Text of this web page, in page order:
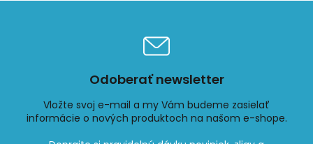
Odoberať newsletter
Vložte svoj e-mail a my Vám budeme zasielať
informácie o nových produktoch na našom e-shope.